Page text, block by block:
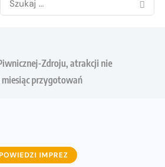
Zdroju, atrakcji nie
przygotowań
IMPREZ